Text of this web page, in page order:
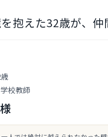
抱えた32歳が、仲
校教師